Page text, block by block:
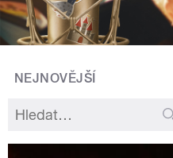
NEJNOVĚJŠÍ